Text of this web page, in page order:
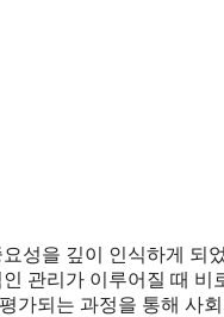
성을 깊이 인식하게 되
관리가 이루어질 때
가되는 과정을 통해 사